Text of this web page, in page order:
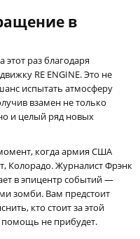
в
этот раз благодаря
RE ENGINE. Это не
испытать атмосферу
взамен не только
и целый ряд новых
когда армия США
Колорадо. Журналист Фрэнк
в эпицентр событий —
зомби. Вам предстоит
кто стоит за этой
помощь не прибудет.